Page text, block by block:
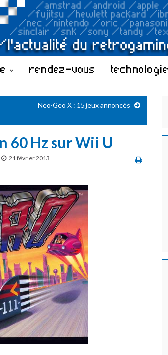
rendez-vous technologie
Neo·Geo X : 15 jeux annoncés
60 Hz sur Wii U
21 février 2013